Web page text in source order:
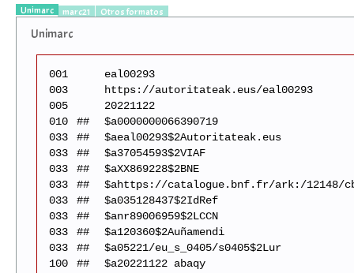
Unimarc marc21 Otros formatos
Unimarc
001
eal00293
003
https://autoritateak.eus/eal00293
005
20221122
010
##
$a0000000066390719
033
##
$aeal00293$2Autoritateak.eus
033
##
$a37054593$2VIAF
033
##
$aXX869228$2BNE
033
##
$ahttps://catalogue.bnf.fr/ark:/12148/
033
##
$a035128437$2IdRef
033
##
$anr89006959$2LCCN
033
##
$a120360$2Auñamendi
033
##
$a05221/eu_s_0405/s0405$2Lur
100
##
$a20221122 abaqy